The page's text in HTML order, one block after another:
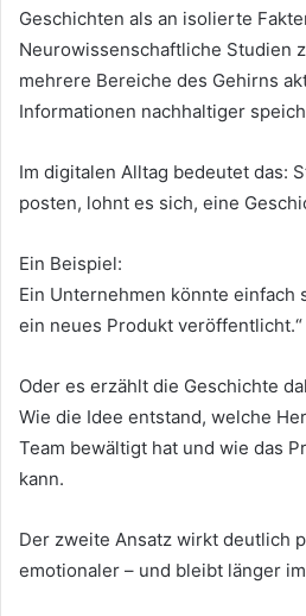
Geschichten als an isolierte
Neurowissenschaftliche Studien
mehrere Bereiche des Gehirns
Informationen nachhaltiger
Im digitalen Alltag bedeutet das:
posten, lohnt es sich, eine
Ein Beispiel:
Ein Unternehmen könnte einfach
ein neues Produkt veröffentlicht.“
Oder es erzählt die Geschichte
Wie die Idee entstand, welche
Team bewältigt hat und wie das
kann.
Der zweite Ansatz wirkt deutlich
emotionaler – und bleibt länger